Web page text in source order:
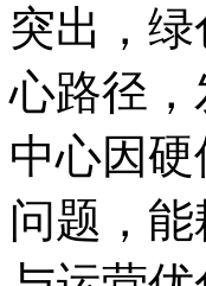
突出，
心路径
中心因
问题，